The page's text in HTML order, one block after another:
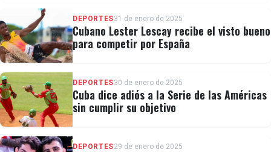
DEPORTES31 de enero de 2025
Cubano Lester Lescay recibe el visto bueno
para competir por España
DEPORTES30 de enero de 2025
Cuba dice adiós a la Serie de las Américas
sin cumplir su objetivo
DEPORTES29 de enero de 2025